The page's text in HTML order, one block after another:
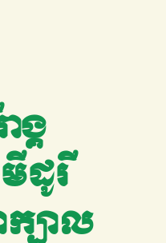
ង្គ
ដូរី
បាល